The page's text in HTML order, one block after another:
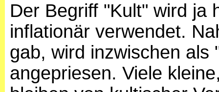
Der Begriff "Kult" wird ja
inflationär verwendet.
gab, wird inzwischen als
angepriesen. Viele